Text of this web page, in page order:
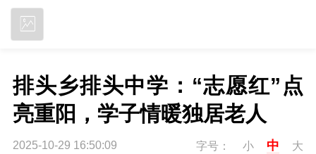
排头乡排头中学：“志愿红”点
亮重阳，学子情暖独居老人
2025-10-29 16:50:09 字号： 小 中 大